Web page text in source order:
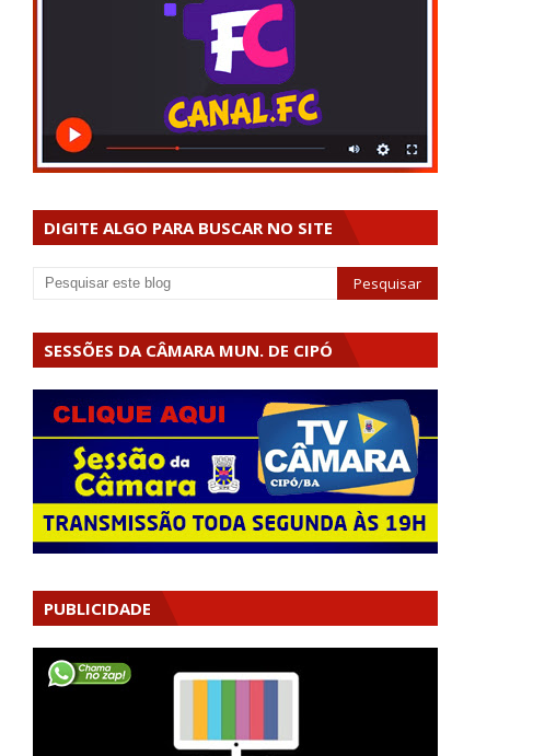
DIGITE ALGO PARA BUSCAR NO SITE
SESSÕES DA CÂMARA MUN. DE CIPÓ
PUBLICIDADE